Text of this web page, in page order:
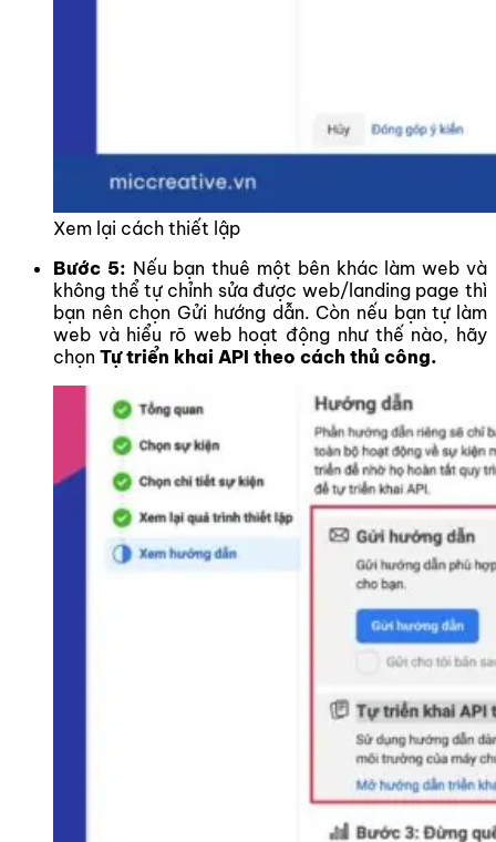
Xem lại cách thiết lập
Bước 5: Nếu bạn thuê một bên khác làm web và
không thể tự chỉnh sửa được web/landing page thì
bạn nên chọn Gửi hướng dẫn. Còn nếu bạn tự làm
web và hiểu rõ web hoạt động như thế nào, hãy
chọn Tự triển khai API theo cách thủ công.